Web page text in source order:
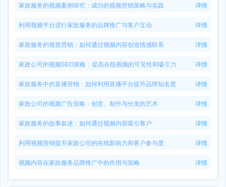
家政服务的视频案例研究：成功的视频营销策略与实践 详情
利用视频平台进行家政服务的品牌推广与客户互动 详情
家政服务的视觉营销：如何通过视频内容创造情感联系 详情
家政公司的视频SEO策略：提高在线视频的可见性和吸引力 详情
家政服务中的直播营销：如何利用直播平台提升品牌知名度 详情
家政公司的视频广告策略：创意、制作与分发的艺术 详情
家政服务的故事叙述：如何通过视频内容吸引客户 详情
利用视频营销提升家政公司的在线影响力和客户参与度 详情
视频内容在家政服务品牌推广中的作用与策略 详情